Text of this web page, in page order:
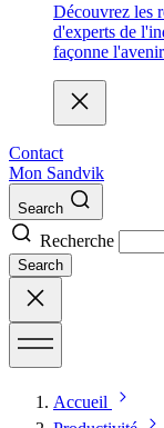
Découvrez les
d'experts de
façonne
Contact
Mon Sandvik
Search
Recherche
Search
Accueil